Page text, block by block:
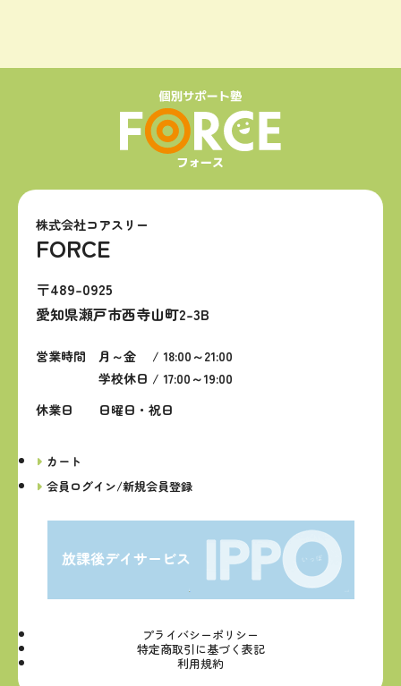
株式会社コアスリー
FORCE
〒489-0925
愛知県瀬戸市西寺山町2-3B
営業時間
月～金 / 18:00～21:00
学校休日 / 17:00～19:00
休業日
日曜日・祝日
カート
会員ログイン/新規会員登録
プライバシーポリシー
特定商取引に基づく表記
利用規約